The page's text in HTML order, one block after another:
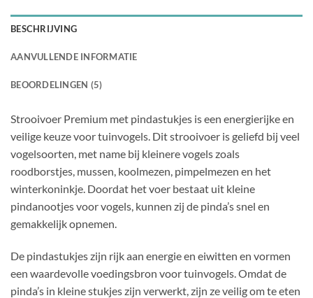
BESCHRIJVING
AANVULLENDE INFORMATIE
BEOORDELINGEN (5)
Strooivoer Premium met pindastukjes is een energierijke en
veilige keuze voor tuinvogels. Dit strooivoer is geliefd bij veel
vogelsoorten, met name bij kleinere vogels zoals
roodborstjes, mussen, koolmezen, pimpelmezen en het
winterkoninkje. Doordat het voer bestaat uit kleine
pindanootjes voor vogels, kunnen zij de pinda’s snel en
gemakkelijk opnemen.
De pindastukjes zijn rijk aan energie en eiwitten en vormen
een waardevolle voedingsbron voor tuinvogels. Omdat de
pinda’s in kleine stukjes zijn verwerkt, zijn ze veilig om te eten